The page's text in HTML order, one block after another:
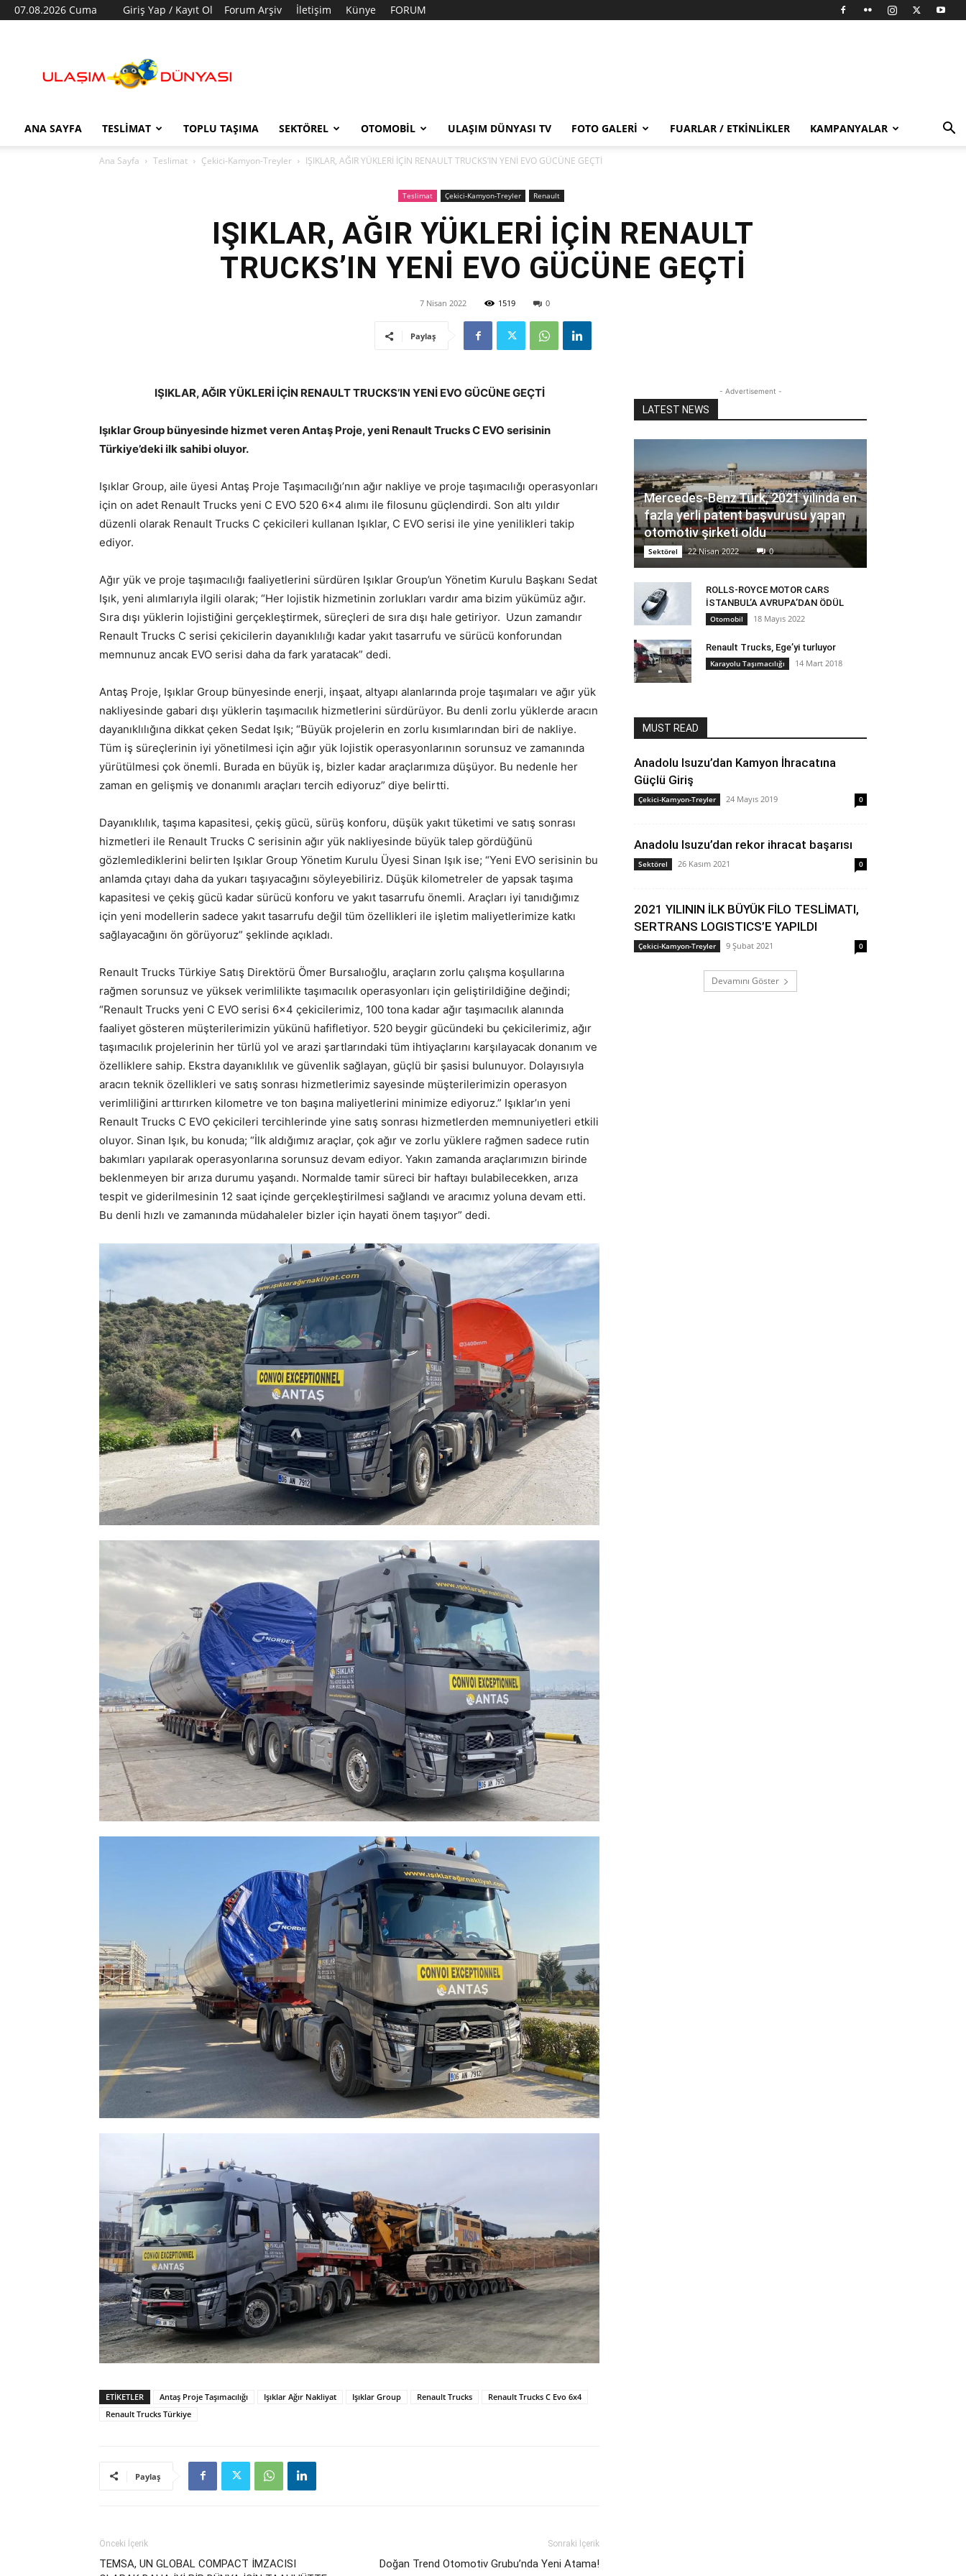
07.08.2026 Cuma Giriş Yap / Kayıt Ol Forum Arşiv İletişim Künye FORUM
Dünyası
ANA SAYFA TESLIMAT TOPLU TAŞIMA SEKTÖREL OTOMOBIL ULAŞIM DÜNYASI TV FOTO GALERI FUARLAR / ETKINLIKLER KAMPANYALAR
Ana Sayfa Teslimat Çekici-Kamyon-Treyler IŞIKLAR, AĞIR YÜKLERİ İÇİN RENAULT TRUCKS’IN YENİ EVO GÜCÜNE GEÇTİ
Teslimat Çekici-Kamyon-Treyler Renault
IŞIKLAR, AĞIR YÜKLERİ İÇİN RENAULT
TRUCKS’IN YENİ EVO GÜCÜNE GEÇTİ
7 Nisan 2022 1519 0
Paylaş
IŞIKLAR, AĞIR YÜKLERİ İÇİN RENAULT TRUCKS’IN YENİ EVO GÜCÜNE GEÇTİ
Işıklar Group bünyesinde hizmet veren Antaş Proje, yeni Renault Trucks C EVO serisinin
Türkiye’deki ilk sahibi oluyor.
Işıklar Group, aile üyesi Antaş Proje Taşımacılığı’nın ağır nakliye ve proje taşımacılığı operasyonları
için on adet Renault Trucks yeni C EVO 520 6×4 alımı ile filosunu güçlendirdi. Son altı yıldır
düzenli olarak Renault Trucks C çekicileri kullanan Işıklar, C EVO serisi ile yine yenilikleri takip
ediyor.
Ağır yük ve proje taşımacılığı faaliyetlerini sürdüren Işıklar Group’un Yönetim Kurulu Başkanı Sedat
Işık, yeni alımlarıyla ilgili olarak; “Her lojistik hizmetinin zorlukları vardır ama bizim yükümüz ağır.
Sıra dışı yüklerin lojistiğini gerçekleştirmek, süreçleri de sıra dışı hale getiriyor. Uzun zamandır
Renault Trucks C serisi çekicilerin dayanıklılığı kadar yakıt tasarrufu ve sürücü konforundan
memnunuz ancak EVO serisi daha da fark yaratacak” dedi.
Antaş Proje, Işıklar Group bünyesinde enerji, inşaat, altyapı alanlarında proje taşımaları ve ağır yük
nakliyesinde gabari dışı yüklerin taşımacılık hizmetlerini sürdürüyor. Bu denli zorlu yüklerde aracın
dayanıklılığına dikkat çeken Sedat Işık; “Büyük projelerin en zorlu kısımlarından biri de nakliye.
Tüm iş süreçlerinin iyi yönetilmesi için ağır yük lojistik operasyonlarının sorunsuz ve zamanında
yürütülmesi çok önemli. Burada en büyük iş, bizler kadar araçlarımıza düşüyor. Bu nedenle her
zaman en gelişmiş ve donanımlı araçları tercih ediyoruz” diye belirtti.
Dayanıklılık, taşıma kapasitesi, çekiş gücü, sürüş konforu, düşük yakıt tüketimi ve satış sonrası
hizmetleri ile Renault Trucks C serisinin ağır yük nakliyesinde büyük talep gördüğünü
gözlemlediklerini belirten Işıklar Group Yönetim Kurulu Üyesi Sinan Işık ise; “Yeni EVO serisinin bu
anlamda çıtayı daha da yukarı taşıyacağını söyleyebiliriz. Düşük kilometreler de yapsak taşıma
kapasitesi ve çekiş gücü kadar sürücü konforu ve yakıt tasarrufu önemli. Araçları iyi tanıdığımız
için yeni modellerin sadece yakıt tasarrufu değil tüm özellikleri ile işletim maliyetlerimize katkı
sağlayacağını ön görüyoruz” şeklinde açıkladı.
Renault Trucks Türkiye Satış Direktörü Ömer Bursalıoğlu, araçların zorlu çalışma koşullarına
rağmen sorunsuz ve yüksek verimlilikte taşımacılık operasyonları için geliştirildiğine değindi;
“Renault Trucks yeni C EVO serisi 6×4 çekicilerimiz, 100 tona kadar ağır taşımacılık alanında
faaliyet gösteren müşterilerimizin yükünü hafifletiyor. 520 beygir gücündeki bu çekicilerimiz, ağır
taşımacılık projelerinin her türlü yol ve arazi şartlarındaki tüm ihtiyaçlarını karşılayacak donanım ve
özelliklere sahip. Ekstra dayanıklılık ve güvenlik sağlayan, güçlü bir şasisi bulunuyor. Dolayısıyla
aracın teknik özellikleri ve satış sonrası hizmetlerimiz sayesinde müşterilerimizin operasyon
verimliliğini arttırırken kilometre ve ton başına maliyetlerini minimize ediyoruz.” Işıklar’ın yeni
Renault Trucks C EVO çekicileri tercihlerinde yine satış sonrası hizmetlerden memnuniyetleri etkili
oluyor. Sinan Işık, bu konuda; “İlk aldığımız araçlar, çok ağır ve zorlu yüklere rağmen sadece rutin
bakımları yapılarak operasyonlarına sorunsuz devam ediyor. Yakın zamanda araçlarımızın birinde
beklenmeyen bir arıza durumu yaşandı. Normalde tamir süreci bir haftayı bulabilecekken, arıza
tespit ve giderilmesinin 12 saat içinde gerçekleştirilmesi sağlandı ve aracımız yoluna devam etti.
Bu denli hızlı ve zamanında müdahaleler bizler için hayati önem taşıyor” dedi.
ETIKETLER Antaş Proje Taşımacılığı Işıklar Ağır Nakliyat Işıklar Group Renault Trucks
Renault Trucks C Evo 6x4
Renault Trucks Türkiye
Paylaş
Önceki İçerik
TEMSA, UN GLOBAL COMPACT İMZACISI
Sonraki İçerik
Doğan Trend Otomotiv Grubu’nda Yeni Atama!
- Advertisement -
LATEST NEWS
Mercedes-Benz Türk, 2021 yılında en
fazla yerli patent başvurusu yapan
otomotiv şirketi oldu
Sektörel 22 Nisan 2022 0
ROLLS-ROYCE MOTOR CARS
İSTANBUL’A AVRUPA’DAN ÖDÜL
Otomobil 18 Mayıs 2022
Renault Trucks, Ege’yi turluyor
Karayolu Taşımacılığı 14 Mart 2018
MUST READ
Anadolu Isuzu’dan Kamyon İhracatına
Güçlü Giriş
Çekici-Kamyon-Treyler 24 Mayıs 2019 0
Anadolu Isuzu’dan rekor ihracat başarısı
Sektörel 26 Kasım 2021 0
2021 YILININ İLK BÜYÜK FİLO TESLİMATI,
SERTRANS LOGISTICS’E YAPILDI
Çekici-Kamyon-Treyler 9 Şubat 2021 0
Devamını Göster